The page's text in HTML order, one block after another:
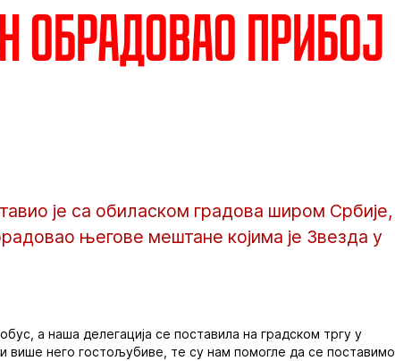
обрадовао Прибој
је са обиласком градова широм Србије,
његове мештане којима је Звезда у
а наша делегација се поставила на градском тргу у
више него гостољубиве, те су нам помогле да се поставимо,